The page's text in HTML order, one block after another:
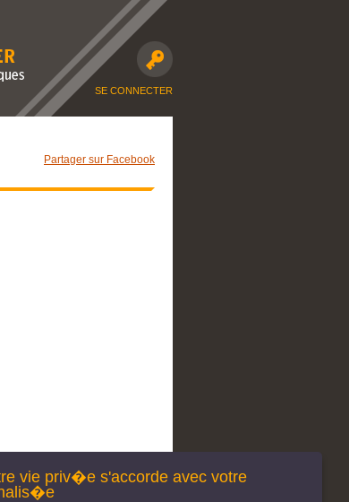
SE CONNECTER
Partager sur Facebook
vie priv�e s'accorde avec votre